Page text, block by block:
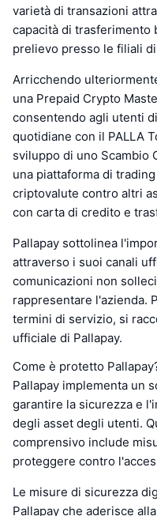
varietà di transazioni
capacità di trasferimento
prelievo presso le filiali di
Arricchendo
una Prepaid Crypto
consentendo agli utenti
quotidiane con il PALLA
sviluppo di uno Scambio
una piattaforma di
criptovalute contro altri
con carta di credito e
Pallapay sottolinea
attraverso i suoi canali
comunicazioni non
rappresentare l'azienda.
termini di servizio, si
ufficiale di Pallapay.
Come è protetto
Pallapay implementa un
garantire la sicurezza e
degli asset degli utenti.
comprensivo include
proteggere contro
Le misure di sicurezza
Pallapay che aderisce